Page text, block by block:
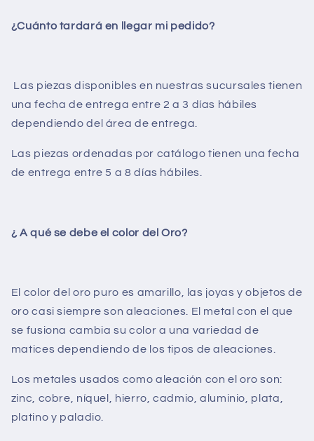
¿Cuánto tardará en llegar mi pedido?
Las piezas disponibles en nuestras sucursales tienen
una fecha de entrega entre 2 a 3 días hábiles
dependiendo del área de entrega.
Las piezas ordenadas por catálogo tienen una fecha
de entrega entre 5 a 8 días hábiles.
¿ A qué se debe el color del Oro?
El color del oro puro es amarillo, las joyas y objetos de
oro casi siempre son aleaciones. El metal con el que
se fusiona cambia su color a una variedad de
matices dependiendo de los tipos de aleaciones.
Los metales usados como aleación con el oro son:
zinc, cobre, níquel, hierro, cadmio, aluminio, plata,
platino y paladio.